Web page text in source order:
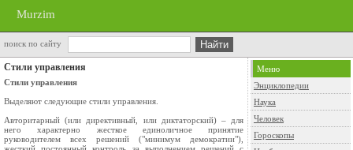
Murzim
поиск по сайту
Стили управления
Стили управления
Выделяют следующие стили управления.
Авторитарный (или директивный, или диктаторский) – для
него характерно жесткое единоличное принятие
руководителем всех решений ("минимум демократии"),
Меню
Энциклопедии
Наука
Человек
Гороскопы